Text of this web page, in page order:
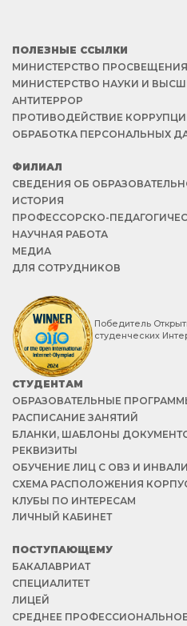
ПОЛЕЗНЫЕ ССЫЛКИ
МИНИСТЕРСТВО
МИНИСТЕРСТВО НАУКИ И
АНТИТЕРРОР
ПРОТИВОДЕЙСТВИЕ
ОБРАБОТКА ПЕРСОНАЛЬНЫХ
ФИЛИАЛ
СВЕДЕНИЯ ОБ
ИСТОРИЯ
ПРОФЕССОРСКО-
НАУЧНАЯ РАБОТА
МЕДИА
ДЛЯ СОТРУДНИКОВ
Победитель
студенческих
СТУДЕНТАМ
ОБРАЗОВАТЕЛЬНЫЕ
РАСПИСАНИЕ ЗАНЯТИЙ
БЛАНКИ, ШАБЛОНЫ
РЕКВИЗИТЫ
ОБУЧЕНИЕ ЛИЦ С ОВЗ И
СХЕМА РАСПОЛОЖЕНИЯ
КЛУБЫ ПО ИНТЕРЕСАМ
ЛИЧНЫЙ КАБИНЕТ
ПОСТУПАЮЩЕМУ
БАКАЛАВРИАТ
СПЕЦИАЛИТЕТ
ЛИЦЕЙ
СРЕДНЕЕ